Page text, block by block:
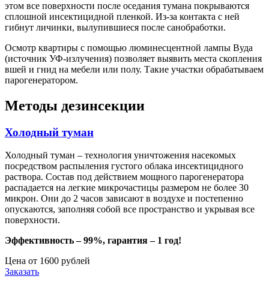
этом все поверхности после оседания тумана покрываются
сплошной инсектицидной пленкой. Из-за контакта с ней
гибнут личинки, вылупившиеся после санобработки.
Осмотр квартиры с помощью люминесцентной лампы Вуда
(источник УФ-излучения) позволяет выявить места скопления
вшей и гнид на мебели или полу. Такие участки обрабатываем
парогенератором.
Методы дезинсекции
Холодный туман
Холодный туман – технология уничтожения насекомых
посредством распыления густого облака инсектицидного
раствора. Состав под действием мощного парогенератора
распадается на легкие микрочастицы размером не более 30
микрон. Они до 2 часов зависают в воздухе и постепенно
опускаются, заполняя собой все пространство и укрывая все
поверхности.
Эффективность – 99%, гарантия – 1 год!
Цена от 1600 рублей
Заказать